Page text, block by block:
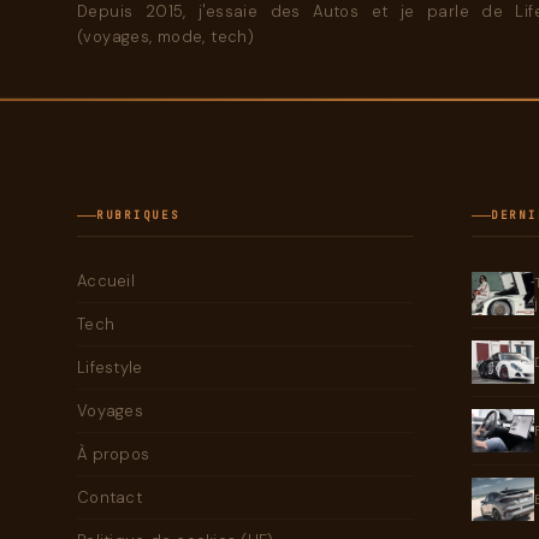
Depuis 2015, j'essaie des Autos et je parle de
(voyages, mode, tech)
RUBRIQUES
Accueil
Tech
Lifestyle
Voyages
À propos
Contact